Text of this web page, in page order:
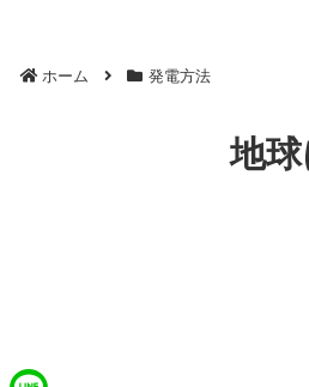
ホーム 発電方法
地